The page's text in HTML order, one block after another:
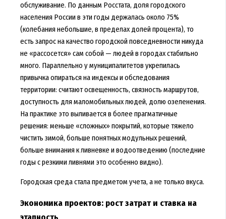
обслуживание. По данным Росстата, доля городского
населения России в эти годы держалась около 75%
(колебания небольшие, в пределах долей процента), то
есть запрос на качество городской повседневности никуда
не «рассосется» сам собой — людей в городах стабильно
много. Параллельно у муниципалитетов укрепилась
привычка опираться на индексы и обследования
территории: считают освещенность, связность маршрутов,
доступность для маломобильных людей, долю озеленения.
На практике это выливается в более прагматичные
решения: меньше «сложных» покрытий, которые тяжело
чистить зимой, больше понятных модульных решений,
больше внимания к ливневке и водоотведению (последние
годы с резкими ливнями это особенно видно).
Городская среда стала предметом учета, а не только вкуса.
Экономика проектов: рост затрат и ставка на